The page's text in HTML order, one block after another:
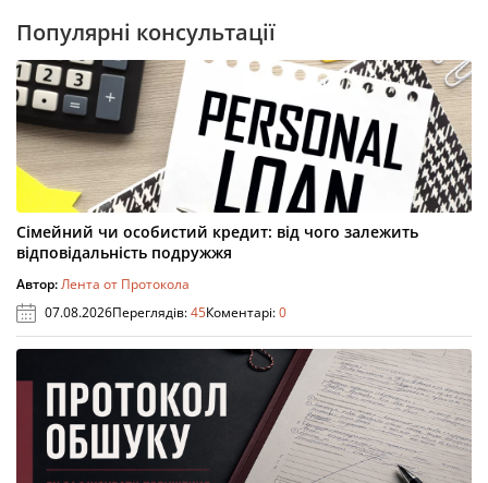
Популярні консультації
Сімейний чи особистий кредит: від чого залежить
відповідальність подружжя
Автор:Лента от Протокола
07.08.2026Переглядів:45Коментарі:0